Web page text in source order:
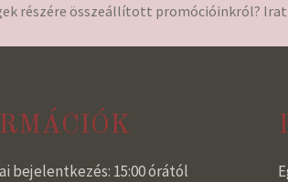
részére összeállított promócióinkról?
bejelentkezés: 15:00 órától